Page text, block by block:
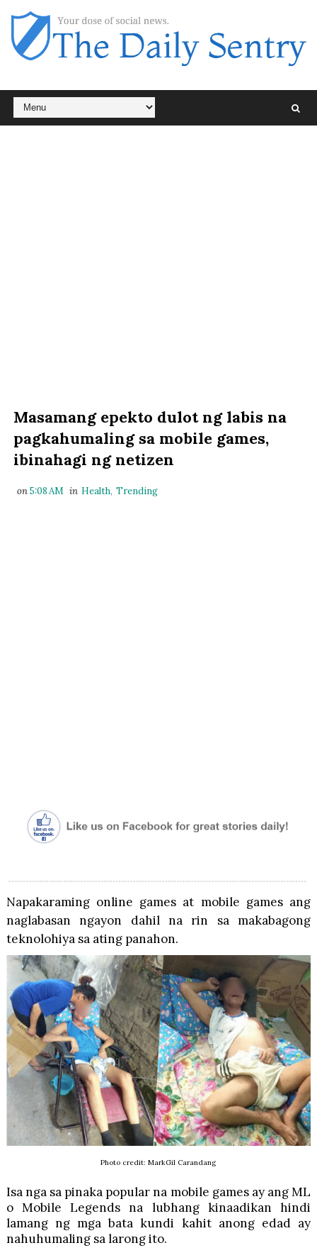
Masamang epekto dulot ng labis na
pagkahumaling sa mobile games,
ibinahagi ng netizen
on5:08 AM in Health, Trending
Napakaraming online games at mobile games ang
naglabasan ngayon dahil na rin sa makabagong
teknolohiya sa ating panahon.
Photo credit: MarkGil Carandang
Isa nga sa pinaka popular na mobile games ay ang ML
o Mobile Legends na lubhang kinaadikan hindi
lamang ng mga bata kundi kahit anong edad ay
nahuhumaling sa larong ito.